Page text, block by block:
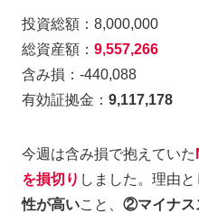
投資総額：8,000,000
総資産額： 9,557,266
含み損：-440,088
有効証拠金： 9,117,178
今週は含み損で抱えていた
を損切り しました。理由と
性が高いこと、 ②マイナス